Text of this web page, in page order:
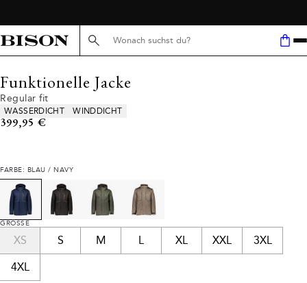
Suche hier...
Funktionelle Jacke
Regular fit
Produkteigenschaften
WASSERDICHT WINDDICHT
Preis
399,95 €
FARBE: BLAU / NAVY
GRÖSSE
XS S M L XL XXL 3XL
4XL